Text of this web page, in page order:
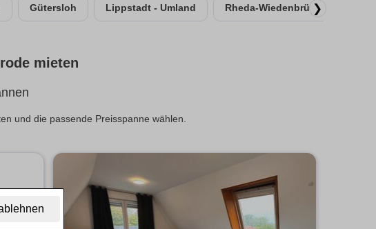
Gütersloh Lippstadt - Umland Rheda-Wiedenbrück
❯
mieten
und die passende Preisspanne wählen.